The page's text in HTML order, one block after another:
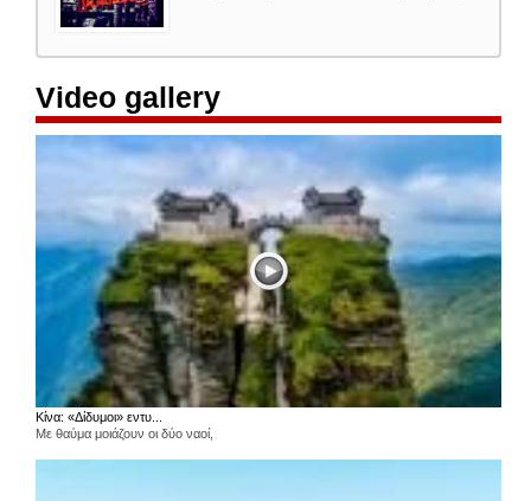
Video gallery
Κίνα: «Δίδυμοι» εντυ...
Με θαύμα μοιάζουν οι δύο ναοί,